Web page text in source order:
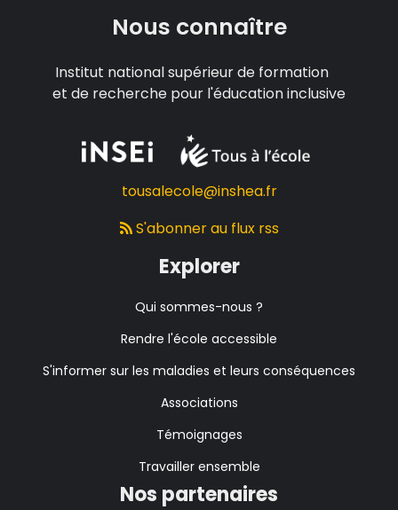
Nous connaître
Institut national supérieur de formation
et de recherche pour l'éducation inclusive
tousalecole@inshea.fr
S'abonner au flux rss
Explorer
Qui sommes-nous ?
Rendre l'école accessible
S'informer sur les maladies et leurs conséquences
Associations
Témoignages
Travailler ensemble
Nos partenaires